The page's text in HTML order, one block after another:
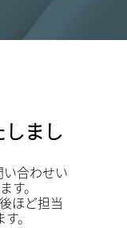
まし
合わせい
す。
ほど担当
。